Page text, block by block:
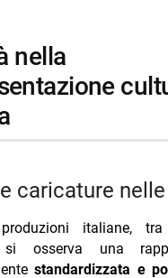
caricature
italiane, tra
si osserva una
standardizzata e